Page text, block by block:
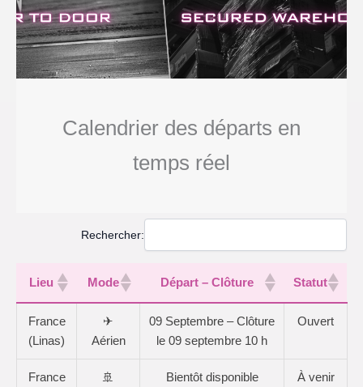
Calendrier des départs en
temps réel
Rechercher:
Lieu Mode Départ – Clôture Statut
France
(Linas)
✈
Aérien
09 Septembre – Clôture
le 09 septembre 10 h
Ouvert
France
🚢
Bientôt disponible À venir